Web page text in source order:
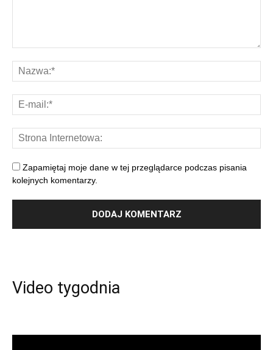
Zapamiętaj moje dane w tej przeglądarce podczas pisania
kolejnych komentarzy.
Video tygodnia